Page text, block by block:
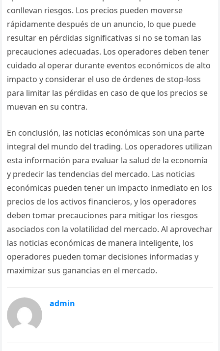
conllevan riesgos. Los precios pueden moverse
rápidamente después de un anuncio, lo que puede
resultar en pérdidas significativas si no se toman las
precauciones adecuadas. Los operadores deben tener
cuidado al operar durante eventos económicos de alto
impacto y considerar el uso de órdenes de stop-loss
para limitar las pérdidas en caso de que los precios se
muevan en su contra.
En conclusión, las noticias económicas son una parte
integral del mundo del trading. Los operadores utilizan
esta información para evaluar la salud de la economía
y predecir las tendencias del mercado. Las noticias
económicas pueden tener un impacto inmediato en los
precios de los activos financieros, y los operadores
deben tomar precauciones para mitigar los riesgos
asociados con la volatilidad del mercado. Al aprovechar
las noticias económicas de manera inteligente, los
operadores pueden tomar decisiones informadas y
maximizar sus ganancias en el mercado.
admin